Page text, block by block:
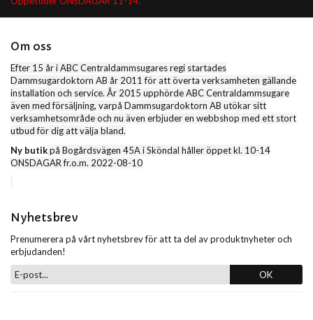
Om oss
Efter 15 år i ABC Centraldammsugares regi startades
Dammsugardoktorn AB år 2011 för att överta verksamheten gällande
installation och service. År 2015 upphörde ABC Centraldammsugare
även med försäljning, varpå Dammsugardoktorn AB utökar sitt
verksamhetsområde och nu även erbjuder en webbshop med ett stort
utbud för dig att välja bland.
Ny butikpå Bogårdsvägen 45A i Sköndal håller öppet kl. 10-14
ONSDAGAR fr.o.m. 2022-08-10
Nyhetsbrev
Prenumerera på vårt nyhetsbrev för att ta del av produktnyheter och
erbjudanden!
OK